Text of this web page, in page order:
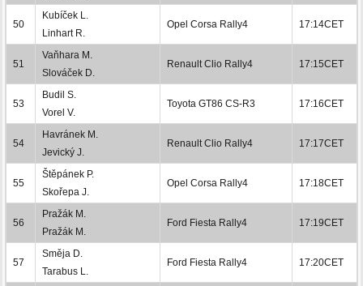
50
Kubíček L.
Linhart R.
Opel Corsa Rally4 17:14CET
51
Vaňhara M.
Slováček D.
Renault Clio Rally4 17:15CET
53
Budil S.
Vorel V.
Toyota GT86 CS-R3 17:16CET
54
Havránek M.
Jevický J.
Renault Clio Rally4 17:17CET
55
Štěpánek P.
Skořepa J.
Opel Corsa Rally4 17:18CET
56
Pražák M.
Pražák M.
Ford Fiesta Rally4 17:19CET
57
Směja D.
Tarabus L.
Ford Fiesta Rally4 17:20CET